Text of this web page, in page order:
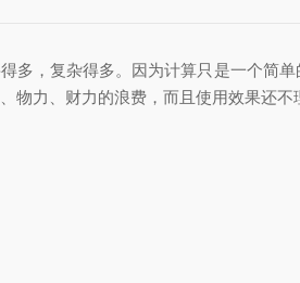
，复杂得多。因为计算只是一个简单
物力、财力的浪费，而且使用效果还